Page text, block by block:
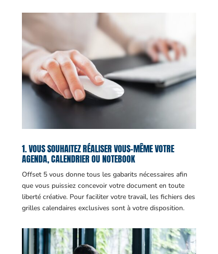
1. VOUS SOUHAITEZ RÉALISER VOUS-MÊME VOTRE
AGENDA, CALENDRIER OU NOTEBOOK
Offset 5 vous donne tous les gabarits nécessaires afin
que vous puissiez concevoir votre document en toute
liberté créative. Pour faciliter votre travail, les fichiers des
grilles calendaires exclusives sont à votre disposition.